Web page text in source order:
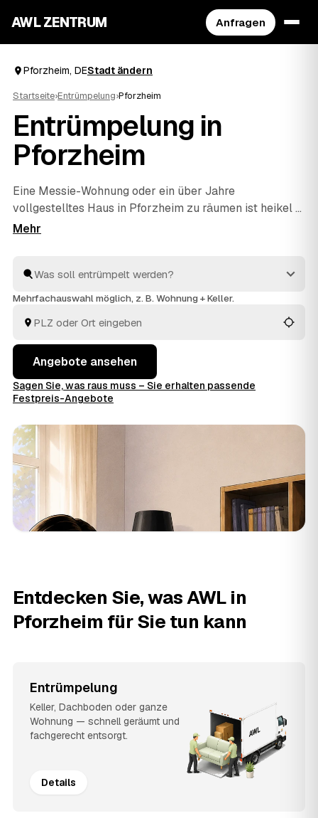
AWL ZENTRUM Anfragen
Pforzheim, DEStadt ändern
Startseite›Entrümpelung›Pforzheim
Entrümpelung in
Pforzheim
Eine Messie-Wohnung oder ein über Jahre
vollgestelltes Haus in Pforzheim zu räumen ist heikel –
und genau dafür gibt es geprüfte Profis. Über AWL
Betrieb einzeln erklären zu müssen. Die Anbieter aus
Ihrer Region räumen aus und entsorgen fachgerecht. Sie
Auftrag geben.
Mehrfachauswahl möglich, z. B. Wohnung + Keller.
Angebote ansehen
Sagen Sie, was raus muss – Sie erhalten passende
Festpreis-Angebote
Entdecken Sie, was AWL in
Pforzheim für Sie tun kann
Entrümpelung
Keller, Dachboden oder ganze
Wohnung — schnell geräumt und
fachgerecht entsorgt.
Details